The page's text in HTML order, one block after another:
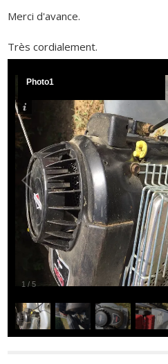
Merci d'avance.
Très cordialement.
1 /5
Photo1